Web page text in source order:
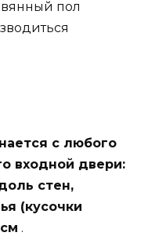
пол
с любого
входной двери:
стен,
(кусочки
.